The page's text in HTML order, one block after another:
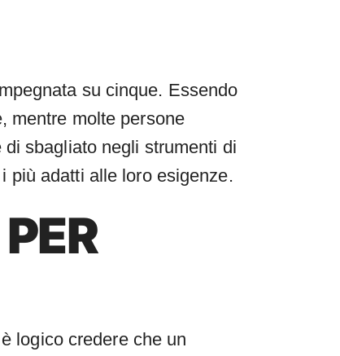
su cinque. Essendo
mentre molte persone
sbagliato negli strumenti di
più adatti alle loro esigenze.
logico credere che un